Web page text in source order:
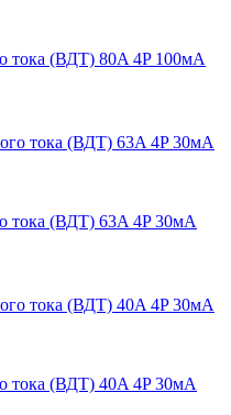
тока (ВДТ) 80A 4P 100мА
тока (ВДТ) 63A 4P 30мА
тока (ВДТ) 40A 4P 30мА